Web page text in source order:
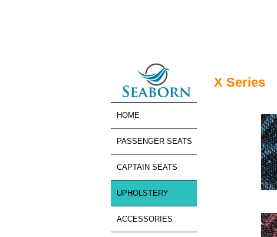
HOME
PASSENGER SEATS
CAPTAIN SEATS
UPHOLSTERY
ACCESSORIES
X Series